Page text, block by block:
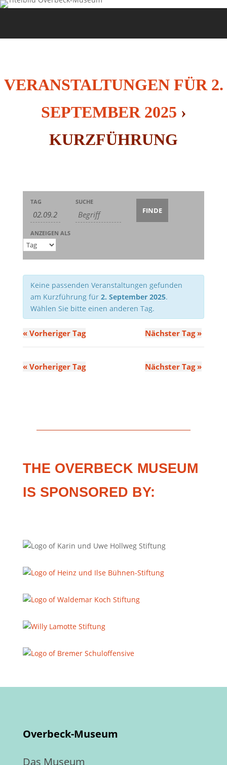
VERANSTALTUNGEN FÜR 2.
SEPTEMBER 2025 ›
KURZFÜHRUNG
Veranstaltungen
Suche
und
Ansichten,
Navigation
Suche
TAG SUCHE
Veranstaltung
Ansichten-
Navigation
ANZEIGEN ALS
Keine passenden Veranstaltungen gefunden
am Kurzführung für 2. September 2025.
Wählen Sie bitte einen anderen Tag.
«Vorheriger Tag Nächster Tag »
«Vorheriger Tag Nächster Tag »
THE OVERBECK MUSEUM
IS SPONSORED BY:
Overbeck-Museum
Das Museum